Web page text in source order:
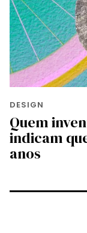
DESIGN
Quem
indicam
anos